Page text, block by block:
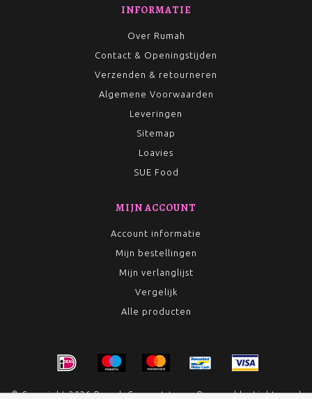
INFORMATIE
Over Rumah
Contact & Openingstijden
Verzenden & retourneren
Algemene Voorwaarden
Leveringen
Sitemap
Loavies
SUE Food
MIJN ACCOUNT
Account informatie
Mijn bestellingen
Mijn verlanglijst
Vergelijk
Alle producten
© Copyright 2026 Rumah Conceptstore - Powered byLightspeed